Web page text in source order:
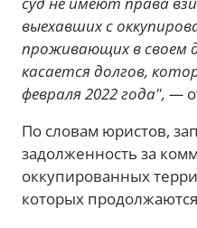
выехавших с
проживающих в своем
касается долгов,
февраля 2022 года", —
По словам юристов,
задолженность за
оккупированных
которых